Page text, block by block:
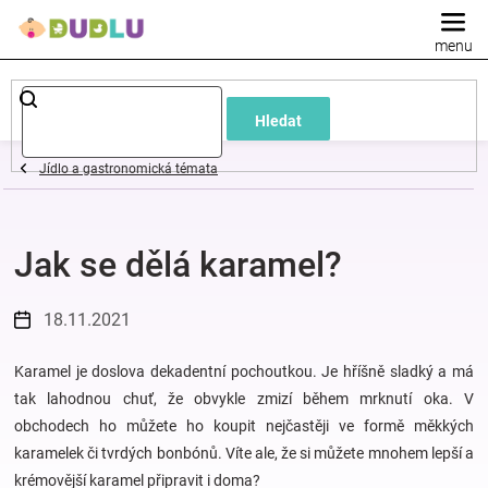
Hledat
Dětské
a
oblečení
Pokojíček
a
kojenecká
Jídlo a gastronomická témata
Jak se dělá karamel?
18.11.2021
Karamel je doslova dekadentní pochoutkou. Je hříšně sladký a má
tak lahodnou chuť, že obvykle zmizí během mrknutí oka. V
obchodech ho můžete ho koupit nejčastěji ve formě měkkých
karamelek či tvrdých bonbónů. Víte ale, že si můžete mnohem lepší a
krémovější karamel připravit i doma?